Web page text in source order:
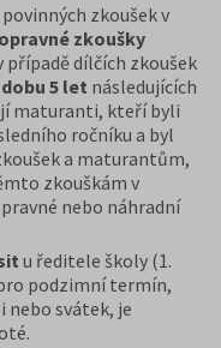
zkoušek v
zkoušky
případě dílčích zkoušek
5 let následujících
maturanti, kteří byli
ročníku a byl
a maturantům,
zkouškám v
nebo náhradní
u ředitele školy (1.
podzimní termín,
nebo svátek, je